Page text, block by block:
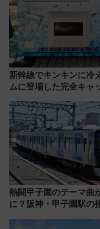
新幹線でキンキンに冷
ムに登場した完全キャ
熱闘甲子園のテーマ曲
に？阪神・甲子園駅の